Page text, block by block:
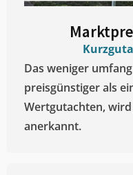
Das weniger
preisgünstiger als
Wertgutachten,
anerkannt.